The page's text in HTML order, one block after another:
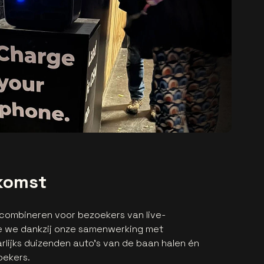
voor bezoekers van live-
dankzij onze samenwerking met
duizenden auto's van de baan halen én